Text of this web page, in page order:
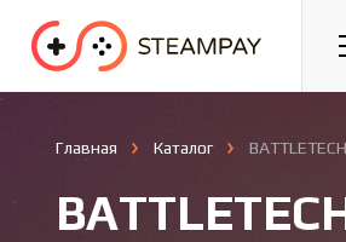
Спорт Гонки
Главная Каталог